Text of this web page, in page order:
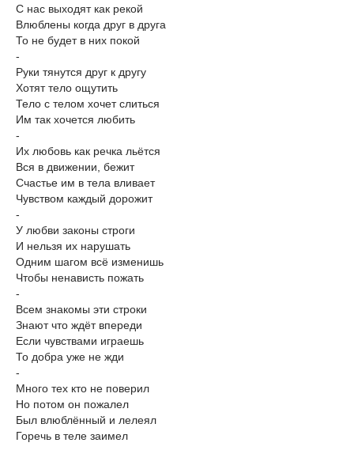
С нас выходят как рекой
Влюблены когда друг в друга
То не будет в них покой
-
Руки тянутся друг к другу
Хотят тело ощутить
Тело с телом хочет слиться
Им так хочется любить
-
Их любовь как речка льётся
Вся в движении, бежит
Счастье им в тела вливает
Чувством каждый дорожит
-
У любви законы строги
И нельзя их нарушать
Одним шагом всё изменишь
Чтобы ненависть пожать
-
Всем знакомы эти строки
Знают что ждёт впереди
Если чувствами играешь
То добра уже не жди
-
Много тех кто не поверил
Но потом он пожалел
Был влюблённый и лелеял
Горечь в теле заимел